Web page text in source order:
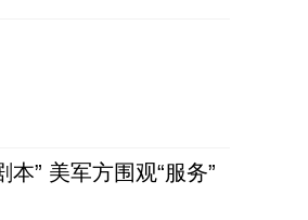
” 美军方围观“服务”